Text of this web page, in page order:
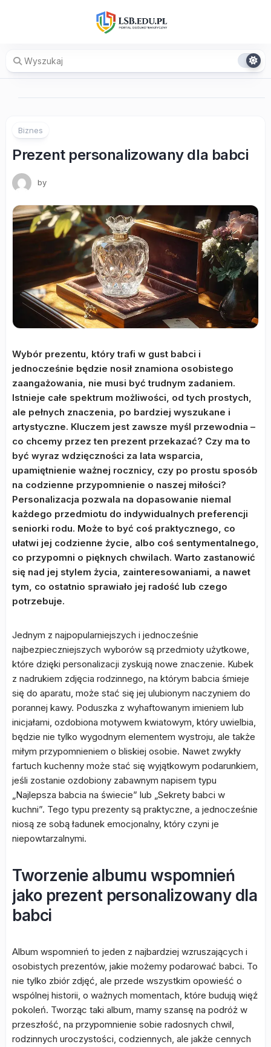
Biznes
Prezent personalizowany dla babci
by
Wybór prezentu, który trafi w gust babci i
jednocześnie będzie nosił znamiona osobistego
zaangażowania, nie musi być trudnym zadaniem.
Istnieje całe spektrum możliwości, od tych prostych,
ale pełnych znaczenia, po bardziej wyszukane i
artystyczne. Kluczem jest zawsze myśl przewodnia –
co chcemy przez ten prezent przekazać? Czy ma to
być wyraz wdzięczności za lata wsparcia,
upamiętnienie ważnej rocznicy, czy po prostu sposób
na codzienne przypomnienie o naszej miłości?
Personalizacja pozwala na dopasowanie niemal
każdego przedmiotu do indywidualnych preferencji
seniorki rodu. Może to być coś praktycznego, co
ułatwi jej codzienne życie, albo coś sentymentalnego,
co przypomni o pięknych chwilach. Warto zastanowić
się nad jej stylem życia, zainteresowaniami, a nawet
tym, co ostatnio sprawiało jej radość lub czego
potrzebuje.
Jednym z najpopularniejszych i jednocześnie
najbezpieczniejszych wyborów są przedmioty użytkowe,
które dzięki personalizacji zyskują nowe znaczenie. Kubek
z nadrukiem zdjęcia rodzinnego, na którym babcia śmieje
się do aparatu, może stać się jej ulubionym naczyniem do
porannej kawy. Poduszka z wyhaftowanym imieniem lub
inicjałami, ozdobiona motywem kwiatowym, który uwielbia,
będzie nie tylko wygodnym elementem wystroju, ale także
miłym przypomnieniem o bliskiej osobie. Nawet zwykły
fartuch kuchenny może stać się wyjątkowym podarunkiem,
jeśli zostanie ozdobiony zabawnym napisem typu
„Najlepsza babcia na świecie” lub „Sekrety babci w
kuchni”. Tego typu prezenty są praktyczne, a jednocześnie
niosą ze sobą ładunek emocjonalny, który czyni je
niepowtarzalnymi.
Tworzenie albumu wspomnień
jako prezent personalizowany dla
babci
Album wspomnień to jeden z najbardziej wzruszających i
osobistych prezentów, jakie możemy podarować babci. To
nie tylko zbiór zdjęć, ale przede wszystkim opowieść o
wspólnej historii, o ważnych momentach, które budują więź
pokoleń. Tworząc taki album, mamy szansę na podróż w
przeszłość, na przypomnienie sobie radosnych chwil,
rodzinnych uroczystości, codziennych, ale jakże cennych